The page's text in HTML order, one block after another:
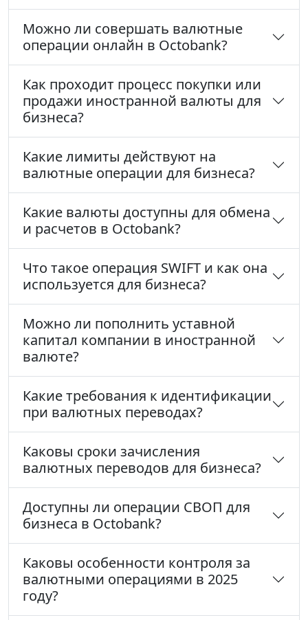
Можно ли совершать валютные
операции онлайн в Octobank?
Как проходит процесс покупки или
продажи иностранной валюты для
бизнеса?
Какие лимиты действуют на
валютные операции для бизнеса?
Какие валюты доступны для обмена
и расчетов в Octobank?
Что такое операция SWIFT и как она
используется для бизнеса?
Можно ли пополнить уставной
капитал компании в иностранной
валюте?
Какие требования к идентификации
при валютных переводах?
Каковы сроки зачисления
валютных переводов для бизнеса?
Доступны ли операции СВОП для
бизнеса в Octobank?
Каковы особенности контроля за
валютными операциями в 2025
году?